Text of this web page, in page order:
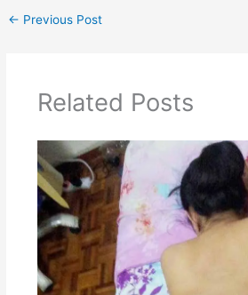
← Previous Post
Related Posts